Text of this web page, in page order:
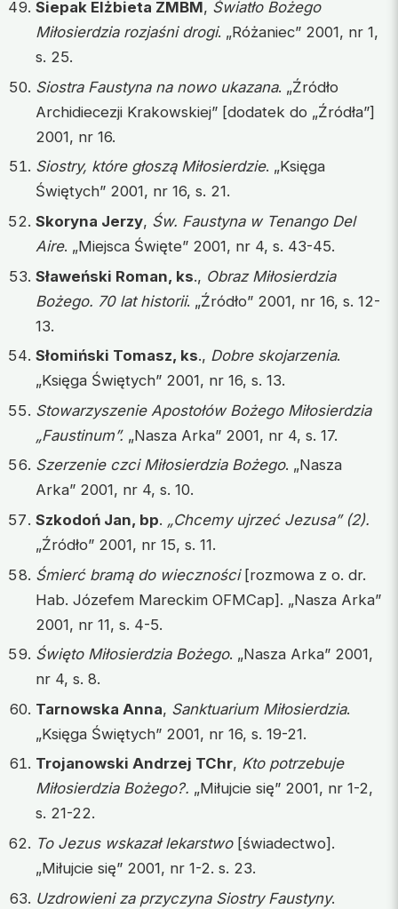
Siepak Elżbieta ZMBM, Światło Bożego
Miłosierdzia rozjaśni drogi. „Różaniec” 2001, nr 1,
s. 25.
Siostra Faustyna na nowo ukazana. „Źródło
Archidiecezji Krakowskiej” [dodatek do „Źródła”]
2001, nr 16.
Siostry, które głoszą Miłosierdzie. „Księga
Świętych” 2001, nr 16, s. 21.
Skoryna Jerzy, Św. Faustyna w Tenango Del
Aire. „Miejsca Święte” 2001, nr 4, s. 43-45.
Sławeński Roman, ks., Obraz Miłosierdzia
Bożego. 70 lat historii. „Źródło” 2001, nr 16, s. 12-
13.
Słomiński Tomasz, ks., Dobre skojarzenia.
„Księga Świętych” 2001, nr 16, s. 13.
Stowarzyszenie Apostołów Bożego Miłosierdzia
„Faustinum”. „Nasza Arka” 2001, nr 4, s. 17.
Szerzenie czci Miłosierdzia Bożego. „Nasza
Arka” 2001, nr 4, s. 10.
Szkodoń Jan, bp. „Chcemy ujrzeć Jezusa” (2).
„Źródło” 2001, nr 15, s. 11.
Śmierć bramą do wieczności[rozmowa z o. dr.
Hab. Józefem Mareckim OFMCap]. „Nasza Arka”
2001, nr 11, s. 4-5.
Święto Miłosierdzia Bożego. „Nasza Arka” 2001,
nr 4, s. 8.
Tarnowska Anna, Sanktuarium Miłosierdzia.
„Księga Świętych” 2001, nr 16, s. 19-21.
Trojanowski Andrzej TChr, Kto potrzebuje
Miłosierdzia Bożego?. „Miłujcie się” 2001, nr 1-2,
s. 21-22.
To Jezus wskazał lekarstwo[świadectwo].
„Miłujcie się” 2001, nr 1-2. s. 23.
Uzdrowieni za przyczyna Siostry Faustyny.